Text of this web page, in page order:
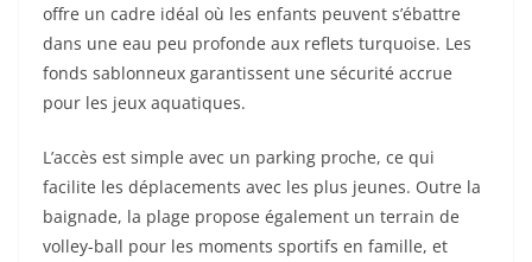
offre un cadre idéal où les enfants peuvent s’ébattre
dans une eau peu profonde aux reflets turquoise. Les
fonds sablonneux garantissent une sécurité accrue
pour les jeux aquatiques.
L’accès est simple avec un parking proche, ce qui
facilite les déplacements avec les plus jeunes. Outre la
baignade, la plage propose également un terrain de
volley-ball pour les moments sportifs en famille, et